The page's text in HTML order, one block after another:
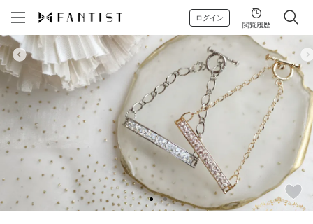
ログイン
閲覧履歴